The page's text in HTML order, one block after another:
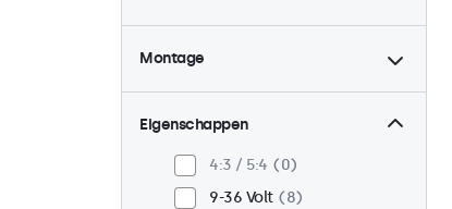
Montage
Panel mount
8
Inbouw
VESA 75 x 75
VESA 100 x 100
Eigenschappen
4:3 / 5:4
0
9-36 Volt
8